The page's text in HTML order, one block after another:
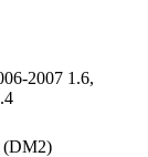
2007 1.6,
(DM2)